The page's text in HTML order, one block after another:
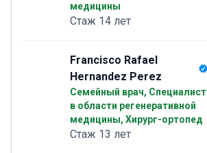
медицины
Стаж 14 лет
Francisco Rafael
Hernandez Perez
Семейный врач, Специалист
в области регенеративной
медицины, Хирург-ортопед
Стаж 13 лет